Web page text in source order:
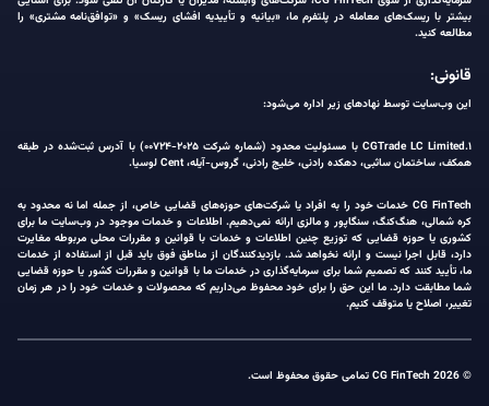
بیشتر با ریسک‌های معامله در پلتفرم ما، «بیانیه و تأییدیه افشای ریسک» و «توافق‌نامه مشتری» را
مطالعه کنید.
قانونی:
این وب‌سایت توسط نهادهای زیر اداره می‌شود:
۱.CGTrade LC Limited با مسئولیت محدود (شماره شرکت ۲۰۲۵-۰۰۷۲۴) با آدرس ثبت‌شده در طبقه
همکف، ساختمان ساثبی، دهکده رادنی، خلیج رادنی، گروس-آیله، Cent لوسیا.
CG FinTech خدمات خود را به افراد یا شرکت‌های حوزه‌های قضایی خاص، از جمله اما نه محدود به
کره شمالی، هنگ‌کنگ، سنگاپور و مالزی ارائه نمی‌دهیم. اطلاعات و خدمات موجود در وب‌سایت ما برای
کشوری یا حوزه قضایی که توزیع چنین اطلاعات و خدمات با قوانین و مقررات محلی مربوطه مغایرت
دارد، قابل اجرا نیست و ارائه نخواهد شد. بازدیدکنندگان از مناطق فوق باید قبل از استفاده از خدمات
ما، تأیید کنند که تصمیم شما برای سرمایه‌گذاری در خدمات ما با قوانین و مقررات کشور یا حوزه قضایی
شما مطابقت دارد. ما این حق را برای خود محفوظ می‌داریم که محصولات و خدمات خود را در هر زمان
تغییر، اصلاح یا متوقف کنیم.
© 2026 CG FinTech تمامی حقوق محفوظ است.